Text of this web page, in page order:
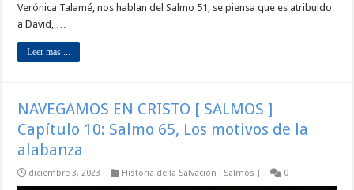
Verónica Talamé, nos hablan del Salmo 51, se piensa que es atribuido
a David, …
Leer mas ...
NAVEGAMOS EN CRISTO [ SALMOS ]
Capítulo 10: Salmo 65, Los motivos de la
alabanza
diciembre 3, 2023 Historia de la Salvación [ Salmos ] 0